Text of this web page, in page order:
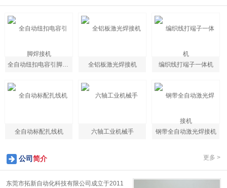
全自动纽扣电容引脚焊接机 全铝板激光焊接机 编织线打端子一体机
全自动标配扎线机 六轴工业机械手 钢带全自动激光焊接机
公司简介 更多 >
东莞市拓新自动化科技有限公司成立于2011